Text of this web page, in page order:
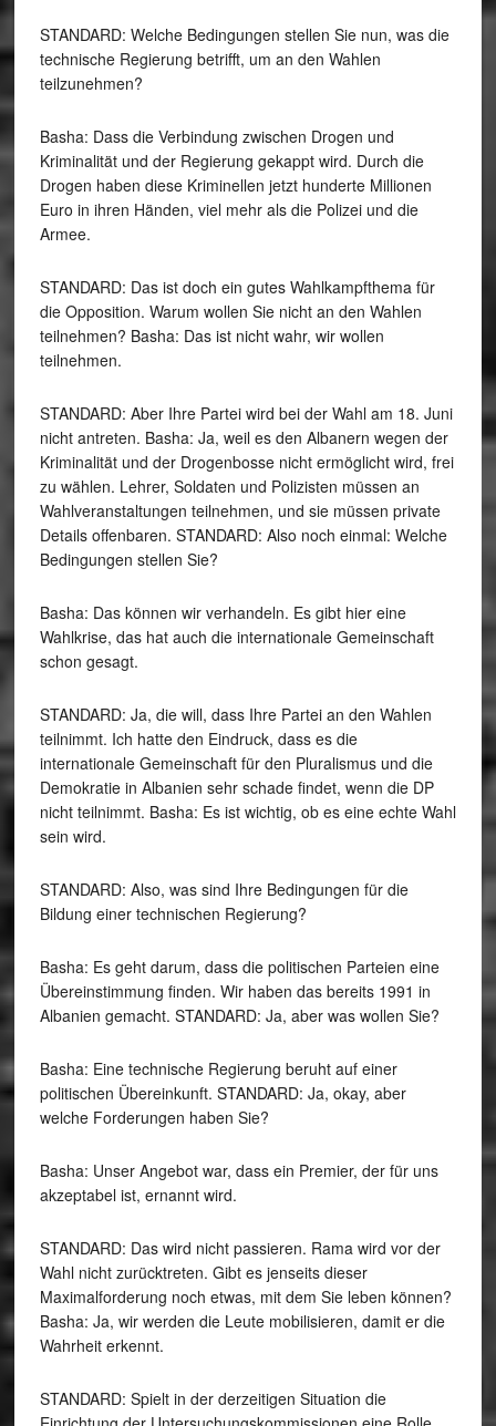
STANDARD: Welche Bedingungen stellen Sie nun, was die
technische Regierung betrifft, um an den Wahlen
teilzunehmen?
Basha: Dass die Verbindung zwischen Drogen und
Kriminalität und der Regierung gekappt wird. Durch die
Drogen haben diese Kriminellen jetzt hunderte Millionen
Euro in ihren Händen, viel mehr als die Polizei und die
Armee.
STANDARD: Das ist doch ein gutes Wahlkampfthema für
die Opposition. Warum wollen Sie nicht an den Wahlen
teilnehmen? Basha: Das ist nicht wahr, wir wollen
teilnehmen.
STANDARD: Aber Ihre Partei wird bei der Wahl am 18. Juni
nicht antreten. Basha: Ja, weil es den Albanern wegen der
Kriminalität und der Drogenbosse nicht ermöglicht wird, frei
zu wählen. Lehrer, Soldaten und Polizisten müssen an
Wahlveranstaltungen teilnehmen, und sie müssen private
Details offenbaren. STANDARD: Also noch einmal: Welche
Bedingungen stellen Sie?
Basha: Das können wir verhandeln. Es gibt hier eine
Wahlkrise, das hat auch die internationale Gemeinschaft
schon gesagt.
STANDARD: Ja, die will, dass Ihre Partei an den Wahlen
teilnimmt. Ich hatte den Eindruck, dass es die
internationale Gemeinschaft für den Pluralismus und die
Demokratie in Albanien sehr schade findet, wenn die DP
nicht teilnimmt. Basha: Es ist wichtig, ob es eine echte Wahl
sein wird.
STANDARD: Also, was sind Ihre Bedingungen für die
Bildung einer technischen Regierung?
Basha: Es geht darum, dass die politischen Parteien eine
Übereinstimmung finden. Wir haben das bereits 1991 in
Albanien gemacht. STANDARD: Ja, aber was wollen Sie?
Basha: Eine technische Regierung beruht auf einer
politischen Übereinkunft. STANDARD: Ja, okay, aber
welche Forderungen haben Sie?
Basha: Unser Angebot war, dass ein Premier, der für uns
akzeptabel ist, ernannt wird.
STANDARD: Das wird nicht passieren. Rama wird vor der
Wahl nicht zurücktreten. Gibt es jenseits dieser
Maximalforderung noch etwas, mit dem Sie leben können?
Basha: Ja, wir werden die Leute mobilisieren, damit er die
Wahrheit erkennt.
STANDARD: Spielt in der derzeitigen Situation die